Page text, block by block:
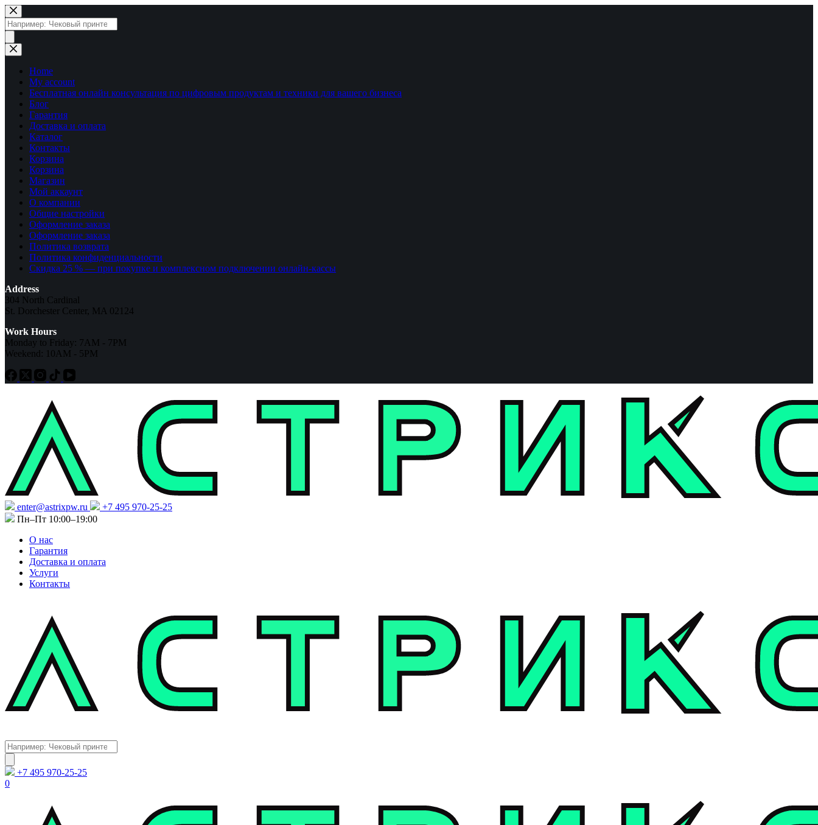
Перейти
к
сути
Поиск
товаров
Home
My account
Бесплатная онлайн консультация по цифровым продуктам и техники для вашего бизнеса
Блог
Гарантия
Доставка и оплата
Каталог
Контакты
Корзина
Корзина
Магазин
Мой аккаунт
О компании
Общие настройки
Оформление заказа
Оформление заказа
Политика возврата
Политика конфиденциальности
Скидка 25 % — при покупке и комплексном подключении онлайн-кассы
Address
304 North Cardinal
St. Dorchester Center, MA 02124
Work Hours
Monday to Friday: 7AM - 7PM
Weekend: 10AM - 5PM
enter@astrixpw.ru
+7 495 970-25-25
Пн–Пт 10:00–19:00
О нас
Гарантия
Доставка и оплата
Услуги
Контакты
Поиск
товаров
+7 495 970-25-25
0